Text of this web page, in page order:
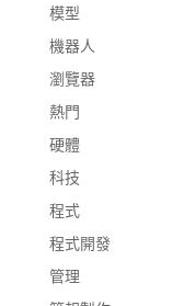
模型
機器人
瀏覽器
熱門
硬體
科技
程式
程式開發
管理